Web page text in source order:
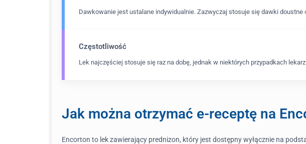
Dawkowanie jest ustalane indywidualnie. Zazwyczaj stosuje się dawki
Częstotliwość
Lek najczęściej stosuje się raz na dobę, jednak w niektórych przypadkach
Jak można otrzymać e-receptę na
Encorton to lek zawierający prednizon, który jest dostępny wyłącznie na